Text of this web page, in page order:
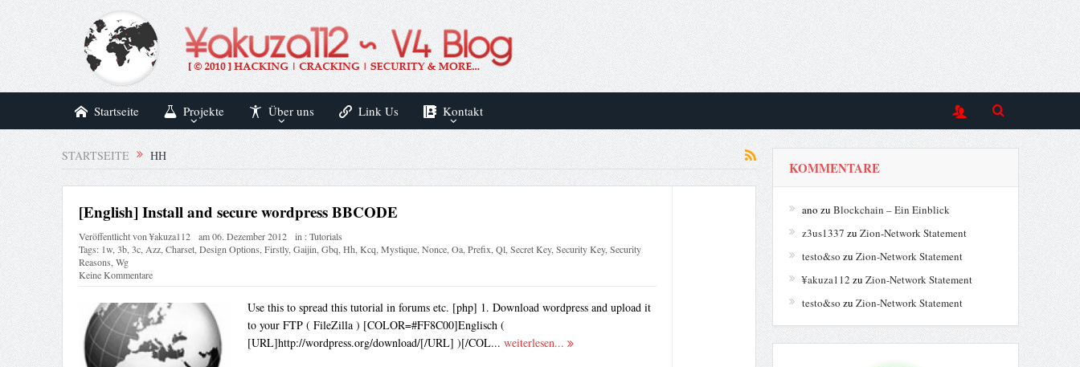
Startseite Projekte Über uns Link Us Kontakt
STARTSEITE HH
[English] Install and secure wordpress BBCODE
Veröffentlicht von¥akuza112 am06. Dezember 2012 in :Tutorials
Tags: 1w,3b,3c,Azz,Charset,Design Options,Firstly,Gaijin,Gbq,Hh,Kcq,Mystique,Nonce,Oa,Prefix,Ql,Secret Key,Security Key,Security
Reasons,Wg
Keine Kommentare
Use this to spread this tutorial in forums etc. [php] 1. Download wordpress and upload it
to your FTP ( FileZilla ) [COLOR=#FF8C00]Englisch (
[URL]http://wordpress.org/download/[/URL] )[/COL... weiterlesen...
KOMMENTARE
ano zu Blockchain – Ein Einblick
z3us1337 zu Zion-Network Statement
testo&so zu Zion-Network Statement
¥akuza112 zu Zion-Network Statement
testo&so zu Zion-Network Statement